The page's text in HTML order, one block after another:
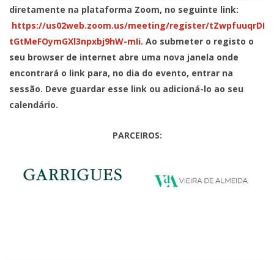
diretamente na plataforma Zoom, no seguinte link:
https://us02web.zoom.us/meeting/register/tZwpfuuqrDI
tGtMeFOymGXl3npxbj9hW-mIi. Ao submeter o registo o
seu browser de internet abre uma nova janela onde
encontrará o link para, no dia do evento, entrar na
sessão. Deve guardar esse link ou adicioná-lo ao seu
calendário.
PARCEIROS: